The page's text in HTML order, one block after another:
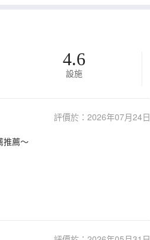
4.6
設施
評價於：2026年07月24日
推薦～